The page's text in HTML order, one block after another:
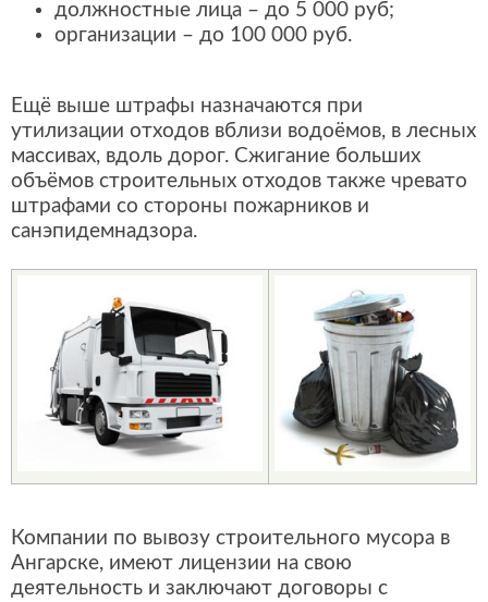
должностные лица – до 5 000 руб;
организации – до 100 000 руб.
Ещё выше штрафы назначаются при
утилизации отходов вблизи водоёмов, в лесных
массивах, вдоль дорог. Сжигание больших
объёмов строительных отходов также чревато
штрафами со стороны пожарников и
санэпидемнадзора.
Компании по вывозу строительного мусора в
Ангарске, имеют лицензии на свою
деятельность и заключают договоры с